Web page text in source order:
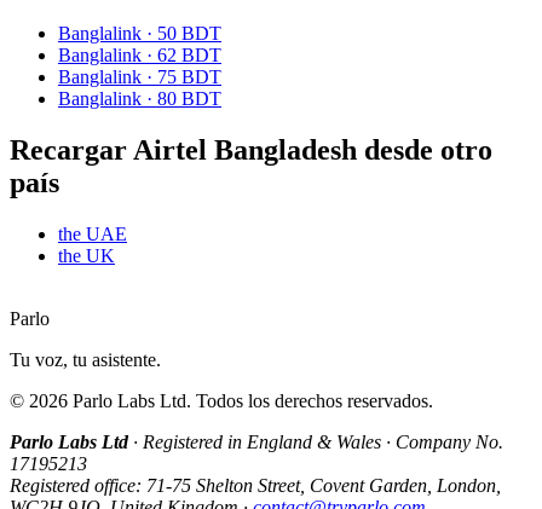
Banglalink · 50 BDT
Banglalink · 62 BDT
Banglalink · 75 BDT
Banglalink · 80 BDT
Recargar Airtel Bangladesh desde otro
país
the UAE
the UK
Parlo
Tu voz, tu asistente.
© 2026 Parlo Labs Ltd. Todos los derechos reservados.
Parlo Labs Ltd· Registered in England & Wales · Company No.
17195213
Registered office: 71-75 Shelton Street, Covent Garden, London,